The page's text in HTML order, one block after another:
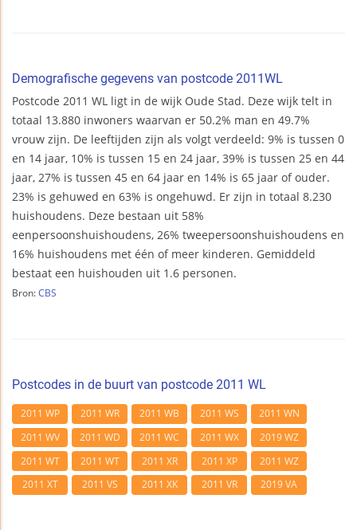
Demografische gegevens van postcode 2011WL
Postcode 2011 WL ligt in de wijk Oude Stad. Deze wijk telt in
totaal 13.880 inwoners waarvan er 50.2% man en 49.7%
vrouw zijn. De leeftijden zijn als volgt verdeeld: 9% is tussen 0
en 14 jaar, 10% is tussen 15 en 24 jaar, 39% is tussen 25 en 44
jaar, 27% is tussen 45 en 64 jaar en 14% is 65 jaar of ouder.
23% is gehuwed en 63% is ongehuwd. Er zijn in totaal 8.230
huishoudens. Deze bestaan uit 58%
eenpersoonshuishoudens, 26% tweepersoonshuishoudens en
16% huishoudens met één of meer kinderen. Gemiddeld
bestaat een huishouden uit 1.6 personen.
Bron: CBS
Postcodes in de buurt van postcode 2011 WL
2011 WP 2011 WR 2011 WB 2011 WS
2011 WN
2011 WV
2011 WD 2011 WC 2011 WX
2019 WZ
2011 WT
2011 WT 2011 XR 2011 XP
2011 WZ
2011 XT
2011 VS 2011 XK 2011 VR 2019 VA